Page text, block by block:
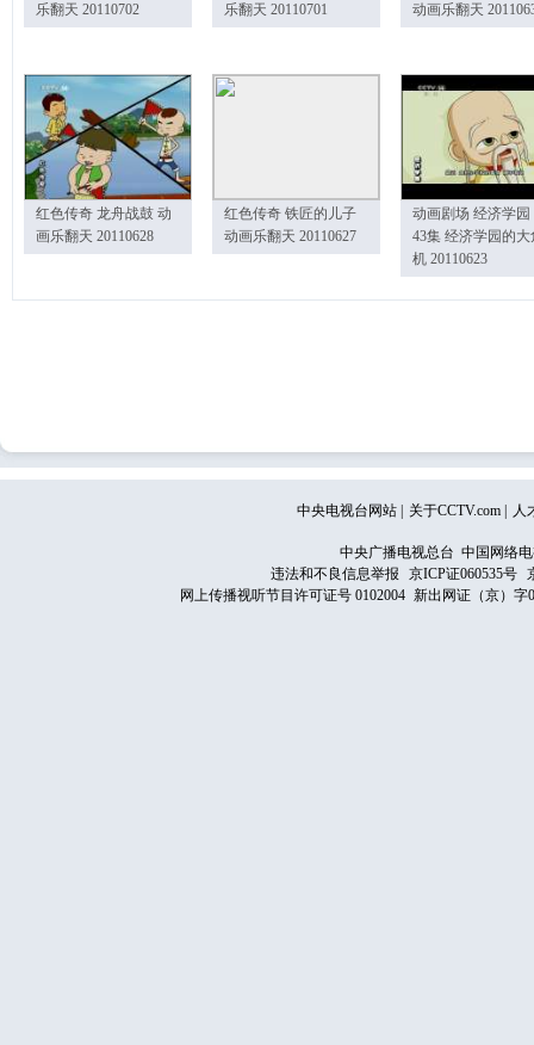
乐翻天 20110702
乐翻天 20110701
动画乐翻天
红色传奇 龙舟战鼓 动
画乐翻天 20110628
红色传奇 铁匠的儿子
动画乐翻天 20110627
动画剧场 经济学园
43集 经济学园的大
机 20110623
中央电视台网站 关于CCTV.com 人
中央广播电视总台 中国网络
违法和不良信息举报
京ICP证060535号
网上传播视听节目许可证号 0102004 新出网证（京）